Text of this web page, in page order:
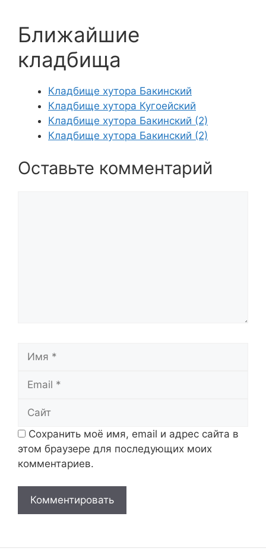
Ближайшие
кладбища
Кладбище хутора Бакинский
Кладбище хутора Кугоейский
Кладбище хутора Бакинский (2)
Кладбище хутора Бакинский (2)
Оставьте комментарий
Сохранить моё имя, email и адрес сайта в
этом браузере для последующих моих
комментариев.